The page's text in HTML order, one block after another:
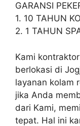
GARANSI
1. 10 TAHUN
2. 1 TAHUN
Kami
berlokasi di
layanan kolam
jika Anda
dari Kami,
tepat. Hal ini